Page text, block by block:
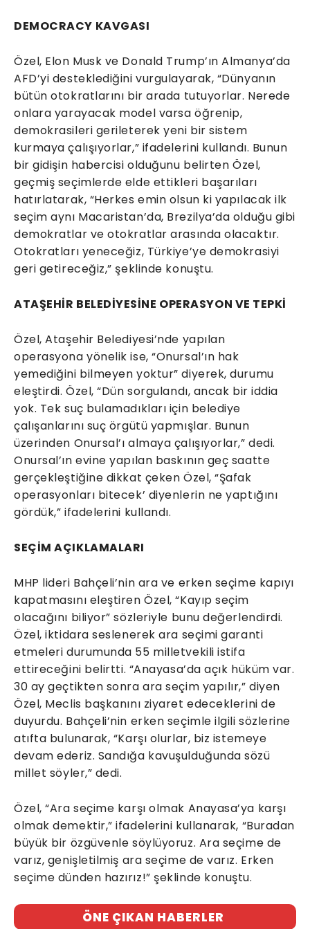
DEMOCRACY KAVGASI
Özel, Elon Musk ve Donald Trump’ın Almanya’da
AFD’yi desteklediğini vurgulayarak, “Dünyanın
bütün otokratlarını bir arada tutuyorlar. Nerede
onlara yarayacak model varsa öğrenip,
demokrasileri gerileterek yeni bir sistem
kurmaya çalışıyorlar,” ifadelerini kullandı. Bunun
bir gidişin habercisi olduğunu belirten Özel,
geçmiş seçimlerde elde ettikleri başarıları
hatırlatarak, “Herkes emin olsun ki yapılacak ilk
seçim aynı Macaristan’da, Brezilya’da olduğu gibi
demokratlar ve otokratlar arasında olacaktır.
Otokratları yeneceğiz, Türkiye’ye demokrasiyi
geri getireceğiz,” şeklinde konuştu.
ATAŞEHİR BELEDİYESİNE OPERASYON VE TEPKİ
Özel, Ataşehir Belediyesi’nde yapılan
operasyona yönelik ise, “Onursal’ın hak
yemediğini bilmeyen yoktur” diyerek, durumu
eleştirdi. Özel, “Dün sorgulandı, ancak bir iddia
yok. Tek suç bulamadıkları için belediye
çalışanlarını suç örgütü yapmışlar. Bunun
üzerinden Onursal’ı almaya çalışıyorlar,” dedi.
Onursal’ın evine yapılan baskının geç saatte
gerçekleştiğine dikkat çeken Özel, “Şafak
operasyonları bitecek’ diyenlerin ne yaptığını
gördük,” ifadelerini kullandı.
SEÇİM AÇIKLAMALARI
MHP lideri Bahçeli’nin ara ve erken seçime kapıyı
kapatmasını eleştiren Özel, “Kayıp seçim
olacağını biliyor” sözleriyle bunu değerlendirdi.
Özel, iktidara seslenerek ara seçimi garanti
etmeleri durumunda 55 milletvekili istifa
ettireceğini belirtti. “Anayasa’da açık hüküm var.
30 ay geçtikten sonra ara seçim yapılır,” diyen
Özel, Meclis başkanını ziyaret edeceklerini de
duyurdu. Bahçeli’nin erken seçimle ilgili sözlerine
atıfta bulunarak, “Karşı olurlar, biz istemeye
devam ederiz. Sandığa kavuşulduğunda sözü
millet söyler,” dedi.
Özel, “Ara seçime karşı olmak Anayasa’ya karşı
olmak demektir,” ifadelerini kullanarak, “Buradan
büyük bir özgüvenle söylüyoruz. Ara seçime de
varız, genişletilmiş ara seçime de varız. Erken
seçime dünden hazırız!” şeklinde konuştu.
ÖNE ÇIKAN HABERLER